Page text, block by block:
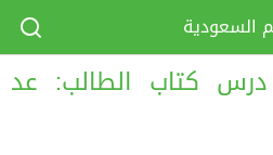
– حل درس كتاب الطالب: عد
السعودية